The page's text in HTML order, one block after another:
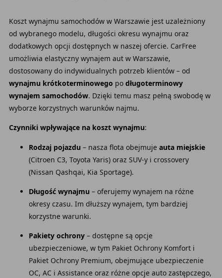
Koszt wynajmu samochodów w Warszawie jest uzależniony
od wybranego modelu, długości okresu wynajmu oraz
dodatkowych opcji dostępnych w naszej ofercie. CarFree
umożliwia elastyczny wynajem aut w Warszawie,
dostosowany do indywidualnych potrzeb klientów – od
wynajmu krótkoterminowego po długoterminowy
wynajem samochodów. Dzięki temu masz pełną swobodę w
wyborze korzystnych warunków najmu.
Czynniki wpływające na koszt wynajmu:
Rodzaj pojazdu – nasza flota obejmuje auta miejskie
(Citroen C3, Toyota Yaris) oraz SUV-y i crossovery
(Nissan Qashqai, Kia Sportage).
Długość wynajmu – oferujemy wynajem na różne
okresy czasu. Im dłuższy wynajem, tym bardziej
korzystne warunki.
Pakiety ochrony– dostępne są opcje
ubezpieczeniowe, w tym Pakiet Ochrony Komfort i
Pakiet Ochrony Premium, obejmujące ubezpieczenie
OC, AC i Assistance oraz różne opcje auto zastępczego,